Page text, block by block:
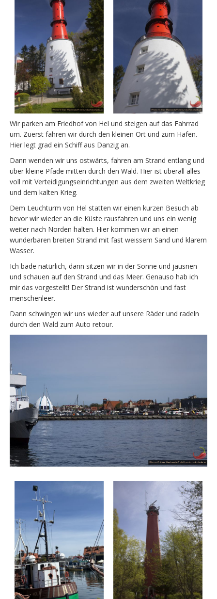
Wir parken am Friedhof von Hel und steigen auf das Fahrrad
um. Zuerst fahren wir durch den kleinen Ort und zum Hafen.
Hier legt grad ein Schiff aus Danzig an.
Dann wenden wir uns ostwärts, fahren am Strand entlang und
über kleine Pfade mitten durch den Wald. Hier ist überall alles
voll mit Verteidigungseinrichtungen aus dem zweiten Weltkrieg
und dem kalten Krieg.
Dem Leuchturm von Hel statten wir einen kurzen Besuch ab
bevor wir wieder an die Küste rausfahren und uns ein wenig
weiter nach Norden halten. Hier kommen wir an einen
wunderbaren breiten Strand mit fast weissem Sand und klarem
Wasser.
Ich bade natürlich, dann sitzen wir in der Sonne und jausnen
und schauen auf den Strand und das Meer. Genauso hab ich
mir das vorgestellt! Der Strand ist wunderschön und fast
menschenleer.
Dann schwingen wir uns wieder auf unsere Räder und radeln
durch den Wald zum Auto retour.